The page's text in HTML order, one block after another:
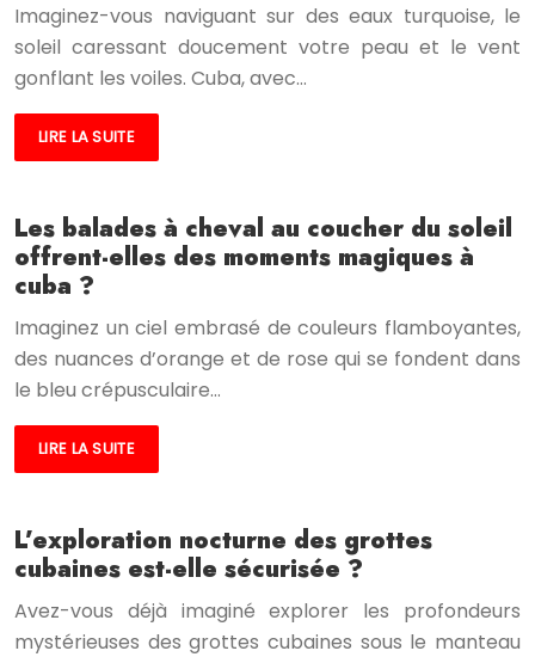
Imaginez-vous naviguant sur des eaux turquoise, le
soleil caressant doucement votre peau et le vent
gonflant les voiles. Cuba, avec…
LIRE LA SUITE
Les balades à cheval au coucher du soleil
offrent-elles des moments magiques à
cuba ?
Imaginez un ciel embrasé de couleurs flamboyantes,
des nuances d’orange et de rose qui se fondent dans
le bleu crépusculaire…
LIRE LA SUITE
L’exploration nocturne des grottes
cubaines est-elle sécurisée ?
Avez-vous déjà imaginé explorer les profondeurs
mystérieuses des grottes cubaines sous le manteau